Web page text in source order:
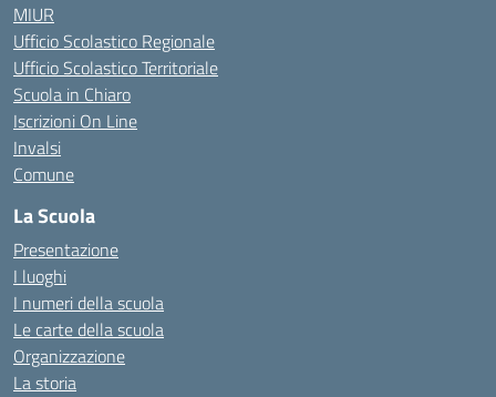
MIUR
Ufficio Scolastico Regionale
Ufficio Scolastico Territoriale
Scuola in Chiaro
Iscrizioni On Line
Invalsi
Comune
La Scuola
Presentazione
I luoghi
I numeri della scuola
Le carte della scuola
Organizzazione
La storia